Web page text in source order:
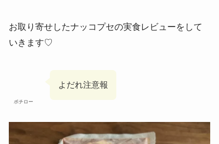
お取り寄せしたナッコプセの実食レビューをして
いきます♡
ポチロー
よだれ注意報